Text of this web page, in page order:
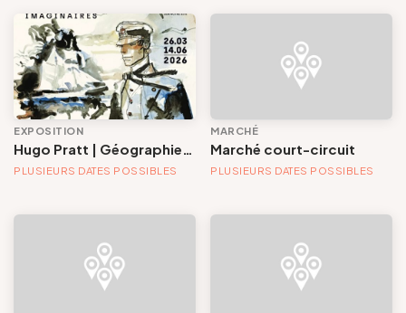
EXPOSITION
Hugo Pratt | Géographies imaginaires
PLUSIEURS DATES POSSIBLES
MARCHÉ
Marché court-circuit
PLUSIEURS DATES POSSIBLES